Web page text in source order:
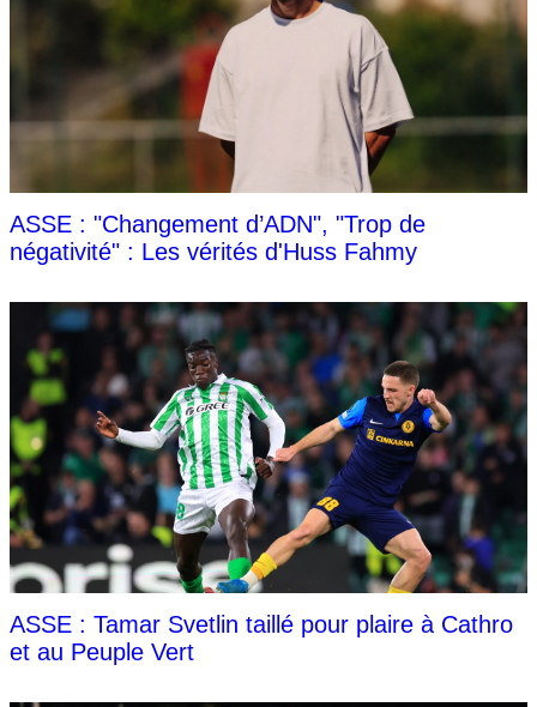
ASSE : "Changement d’ADN", "Trop de
négativité" : Les vérités d'Huss Fahmy
ASSE : Tamar Svetlin taillé pour plaire à Cathro
et au Peuple Vert